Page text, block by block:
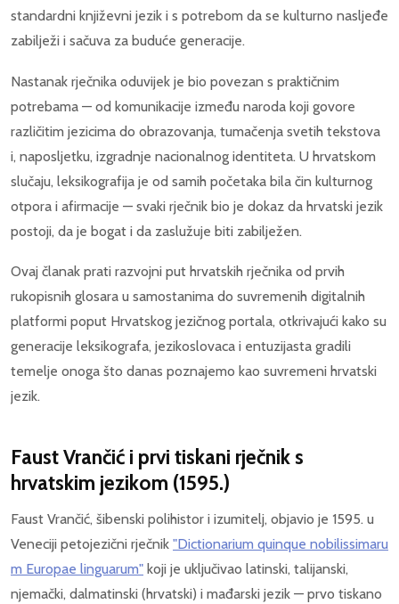
standardni književni jezik i s potrebom da se kulturno nasljeđe
zabilježi i sačuva za buduće generacije.
Nastanak rječnika oduvijek je bio povezan s praktičnim
potrebama — od komunikacije između naroda koji govore
različitim jezicima do obrazovanja, tumačenja svetih tekstova
i, naposljetku, izgradnje nacionalnog identiteta. U hrvatskom
slučaju, leksikografija je od samih početaka bila čin kulturnog
otpora i afirmacije — svaki rječnik bio je dokaz da hrvatski jezik
postoji, da je bogat i da zaslužuje biti zabilježen.
Ovaj članak prati razvojni put hrvatskih rječnika od prvih
rukopisnih glosara u samostanima do suvremenih digitalnih
platformi poput Hrvatskog jezičnog portala, otkrivajući kako su
generacije leksikografa, jezikoslovaca i entuzijasta gradili
temelje onoga što danas poznajemo kao suvremeni hrvatski
jezik.
Faust Vrančić i prvi tiskani rječnik s
hrvatskim jezikom (1595.)
Faust Vrančić, šibenski polihistor i izumitelj, objavio je 1595. u
Veneciji petojezični rječnik "Dictionarium quinque nobilissimaru
m Europae linguarum" koji je uključivao latinski, talijanski,
njemački, dalmatinski (hrvatski) i mađarski jezik — prvo tiskano